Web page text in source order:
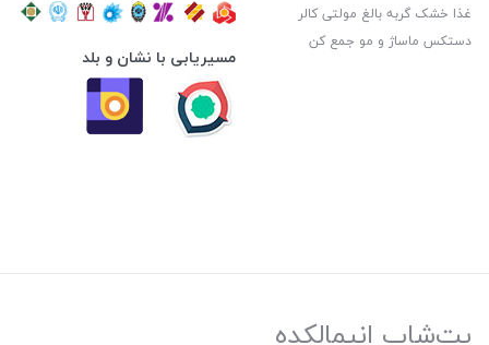
غذا خشک گربه بالغ مولتی کالر
دستکس ماساژ و مو جمع کن
مسیریابی با نشان و بلد
پت‌شاپ انیمالکده